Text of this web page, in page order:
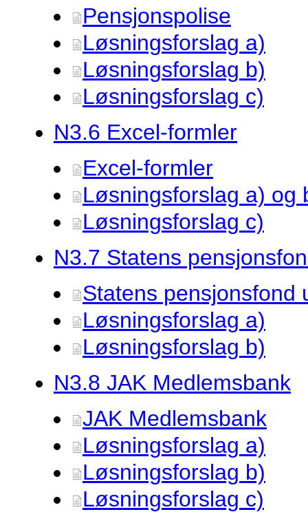
Pensjonspolise
Løsningsforslag a)
Løsningsforslag b)
Løsningsforslag c)
N3.6 Excel-formler
Excel-formler
Løsningsforslag a) og
Løsningsforslag c)
N3.7 Statens
Statens pensjonsfond
Løsningsforslag a)
Løsningsforslag b)
N3.8 JAK Medlemsbank
JAK Medlemsbank
Løsningsforslag a)
Løsningsforslag b)
Løsningsforslag c)